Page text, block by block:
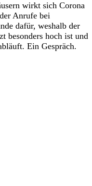
wirkt sich Corona
Anrufe bei
dafür, weshalb der
besonders hoch ist und
Ein Gespräch.